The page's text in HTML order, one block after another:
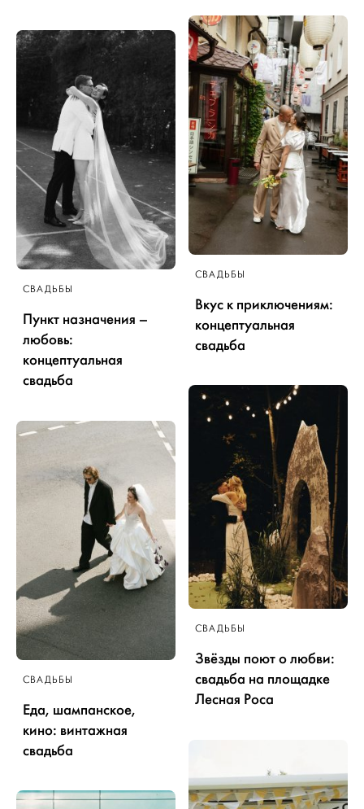
СВАДЬБЫ
Вкус к приключениям:
концептуальная
свадьба
СВАДЬБЫ
Пункт назначения –
любовь:
концептуальная
свадьба
СВАДЬБЫ
Звёзды поют о любви:
свадьба на площадке
Лесная Роса
СВАДЬБЫ
Еда, шампанское,
кино: винтажная
свадьба